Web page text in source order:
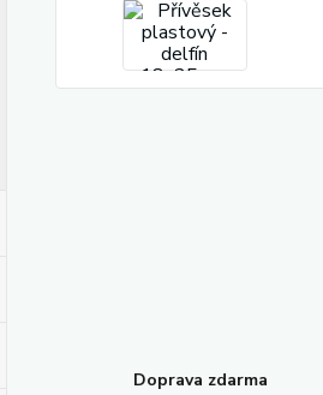
Doprava zdarma